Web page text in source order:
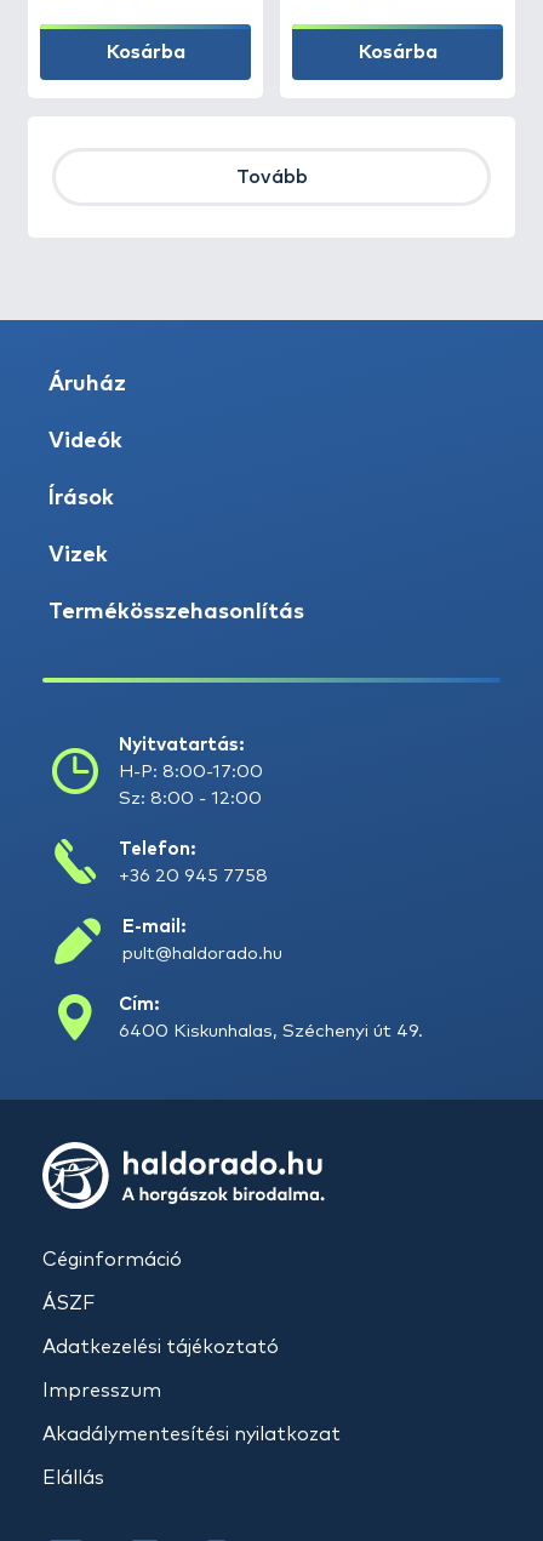
Kosárba Kosárba
Tovább
Áruház
Videók
Írások
Vizek
Termékösszehasonlítás
Nyitvatartás:
H-P: 8:00-17:00
Sz: 8:00 - 12:00
Telefon:
+36 20 945 7758
E-mail:
pult@haldorado.hu
Cím:
6400 Kiskunhalas, Széchenyi út 49.
Céginformáció
ÁSZF
Adatkezelési tájékoztató
Impresszum
Akadálymentesítési nyilatkozat
Elállás